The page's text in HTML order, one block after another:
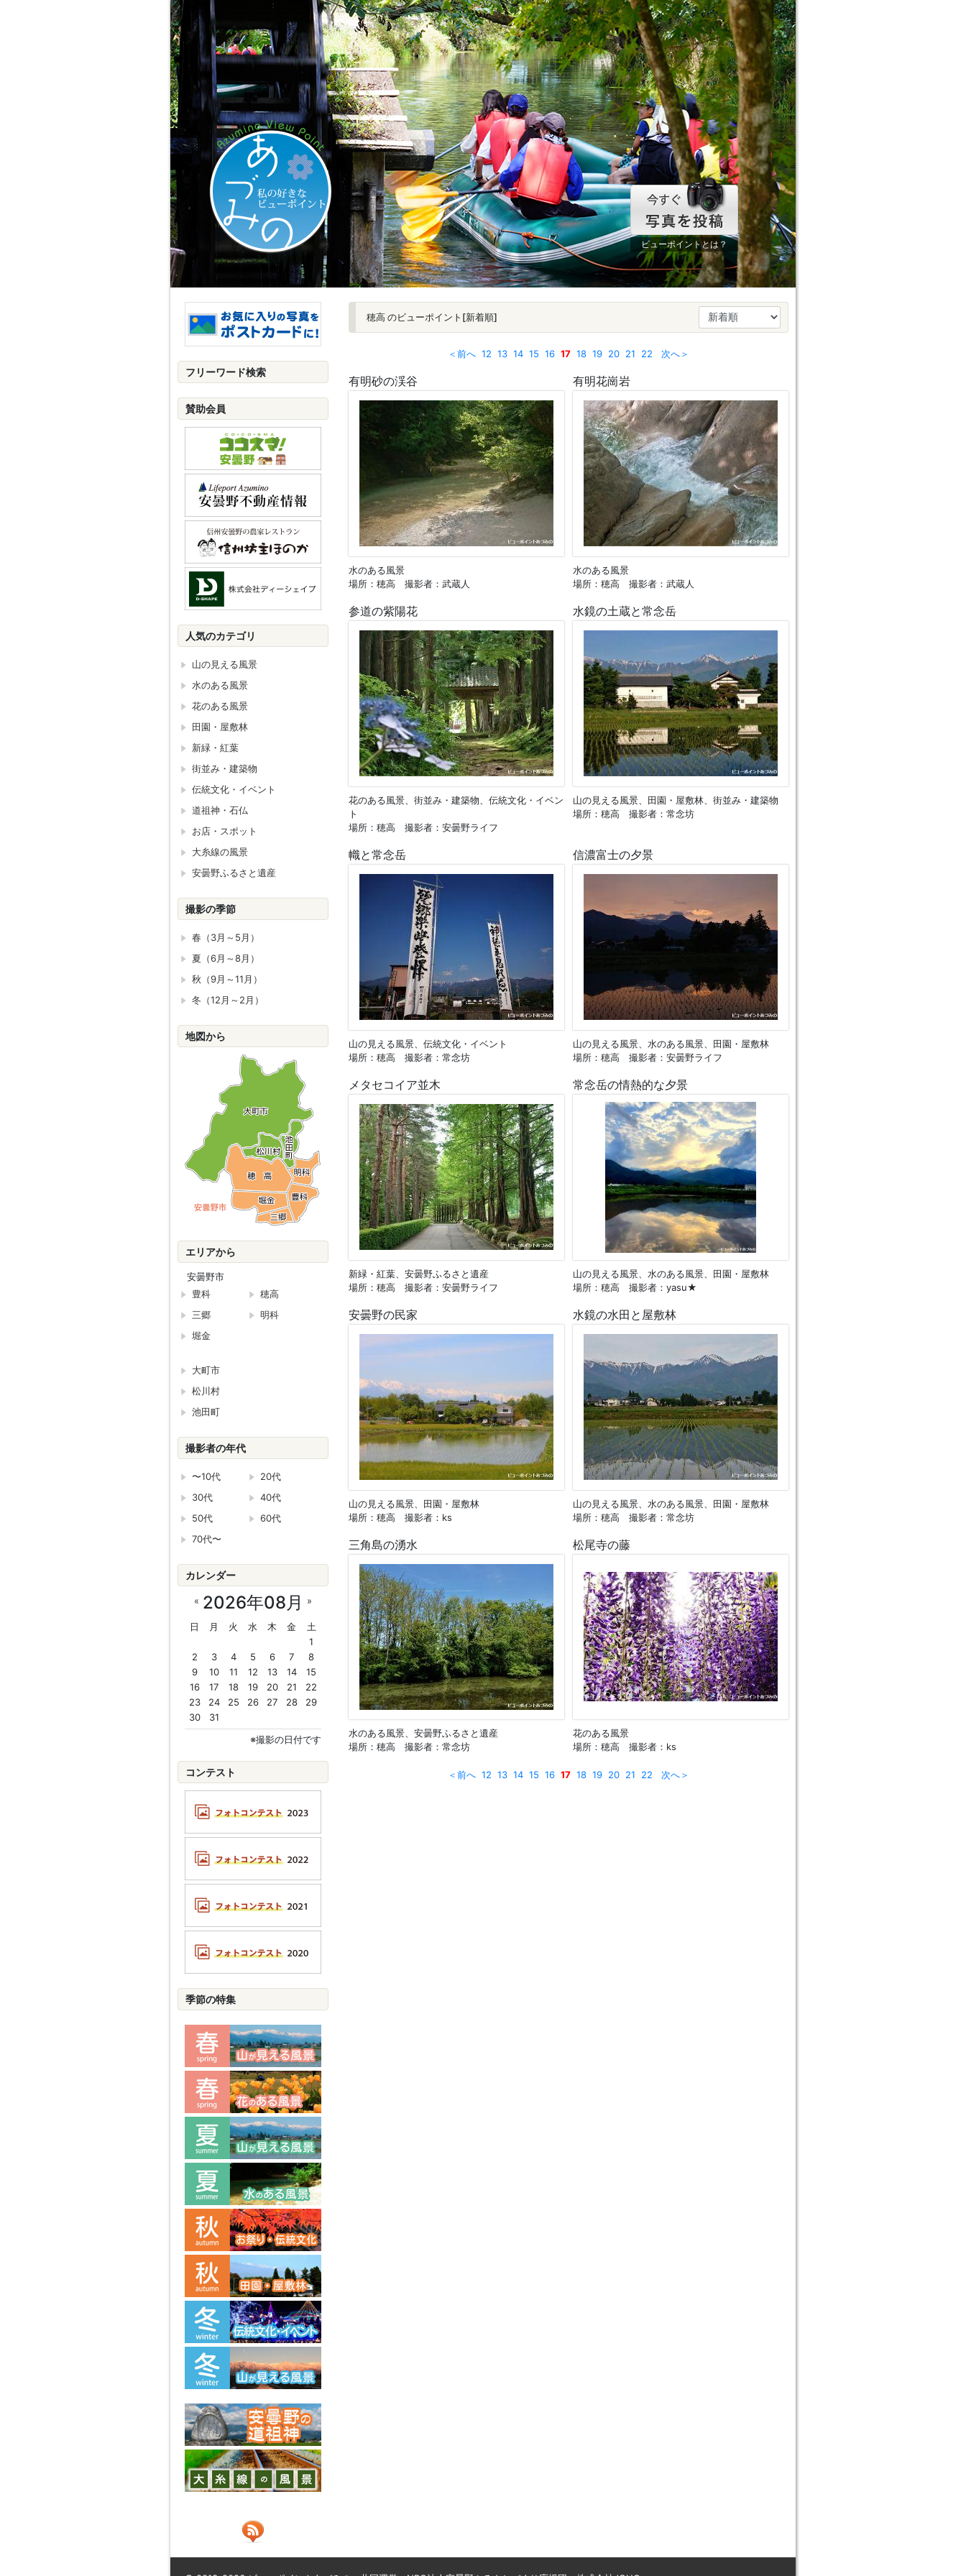
ビューポイントとは？
穂高 のビューポイント[新着順]
＜前へ 12 13 14 15 16 17 18 19 20 21 22 次へ＞
有明砂の渓谷
水のある風景
場所：穂高 撮影者：武蔵人
有明花崗岩
水のある風景
場所：穂高 撮影者：武蔵人
参道の紫陽花
花のある風景、街並み・建築物、伝統文化・イベン
ト
場所：穂高 撮影者：安曇野ライフ
水鏡の土蔵と常念岳
山の見える風景、田園・屋敷林、街並み・建築物
場所：穂高 撮影者：常念坊
幟と常念岳
山の見える風景、伝統文化・イベント
場所：穂高 撮影者：常念坊
信濃富士の夕景
山の見える風景、水のある風景、田園・屋敷林
場所：穂高 撮影者：安曇野ライフ
メタセコイア並木
新緑・紅葉、安曇野ふるさと遺産
場所：穂高 撮影者：安曇野ライフ
常念岳の情熱的な夕景
山の見える風景、水のある風景、田園・屋敷林
場所：穂高 撮影者：yasu★
安曇野の民家
山の見える風景、田園・屋敷林
場所：穂高 撮影者：ks
水鏡の水田と屋敷林
山の見える風景、水のある風景、田園・屋敷林
場所：穂高 撮影者：常念坊
三角島の湧水
水のある風景、安曇野ふるさと遺産
場所：穂高 撮影者：常念坊
松尾寺の藤
花のある風景
場所：穂高 撮影者：ks
＜前へ 12 13 14 15 16 17 18 19 20 21 22 次へ＞
フリーワード検索
賛助会員
人気のカテゴリ
山の見える風景
水のある風景
花のある風景
田園・屋敷林
新緑・紅葉
街並み・建築物
伝統文化・イベント
道祖神・石仏
お店・スポット
大糸線の風景
安曇野ふるさと遺産
撮影の季節
春（3月～5月）
夏（6月～8月）
秋（9月～11月）
冬（12月～2月）
地図から
エリアから
安曇野市
豊科
穂高
三郷
明科
堀金
大町市
松川村
池田町
撮影者の年代
〜10代
20代
30代
40代
50代
60代
70代〜
カレンダー
2026年08月
« »
日 月 火 水 木 金
土
1
2
3 4 5 6 7
8
9
10 11 12 13 14
15
16
17 18 19 20 21
22
23
24 25 26 27 28
29
30
31
※撮影の日付です
コンテスト
季節の特集